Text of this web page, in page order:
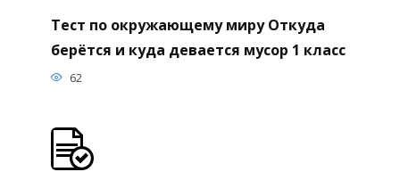
Тест по окружающему миру Откуда
берётся и куда девается мусор 1 класс
62